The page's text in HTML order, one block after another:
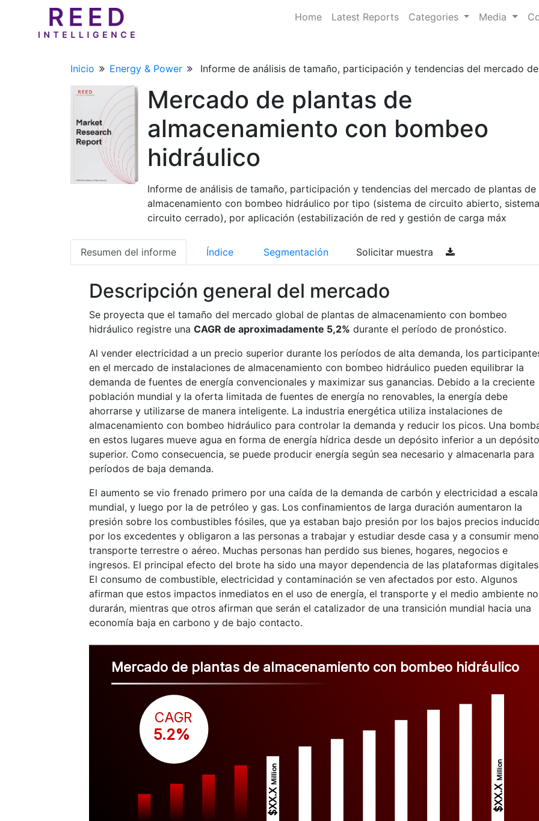
Home Latest Reports Categories Media
Inicio Energy & Power Informe de análisis de tamaño, participación y tendencias del mercado
Mercado de plantas de
almacenamiento con bombeo
hidráulico
Informe de análisis de tamaño, participación y tendencias del mercado de plantas de
almacenamiento con bombeo hidráulico por tipo (sistema de circuito abierto,
circuito cerrado), por aplicación (estabilización de red y gestión de carga máx
Resumen del informe Índice Segmentación Solicitar muestra
Descripción general del mercado
Se proyecta que el tamaño del mercado global de plantas de almacenamiento con bombeo
hidráulico registre una CAGR de aproximadamente 5,2% durante el período de pronóstico.
Al vender electricidad a un precio superior durante los períodos de alta demanda, los
en el mercado de instalaciones de almacenamiento con bombeo hidráulico pueden equilibrar la
demanda de fuentes de energía convencionales y maximizar sus ganancias. Debido a la creciente
población mundial y la oferta limitada de fuentes de energía no renovables, la energía debe
ahorrarse y utilizarse de manera inteligente. La industria energética utiliza instalaciones de
almacenamiento con bombeo hidráulico para controlar la demanda y reducir los picos. Una
en estos lugares mueve agua en forma de energía hídrica desde un depósito inferior a un depósito
superior. Como consecuencia, se puede producir energía según sea necesario y almacenarla para
períodos de baja demanda.
El aumento se vio frenado primero por una caída de la demanda de carbón y electricidad a escala
mundial, y luego por la de petróleo y gas. Los confinamientos de larga duración aumentaron la
presión sobre los combustibles fósiles, que ya estaban bajo presión por los bajos precios
por los excedentes y obligaron a las personas a trabajar y estudiar desde casa y a consumir
transporte terrestre o aéreo. Muchas personas han perdido sus bienes, hogares, negocios e
ingresos. El principal efecto del brote ha sido una mayor dependencia de las plataformas
El consumo de combustible, electricidad y contaminación se ven afectados por esto. Algunos
afirman que estos impactos inmediatos en el uso de energía, el transporte y el medio ambiente no
durarán, mientras que otros afirman que serán el catalizador de una transición mundial hacia una
economía baja en carbono y de bajo contacto.
Mercado de plantas de almacenamiento con bombeo hidráulico
$XX.X
Million
$XX.X
Million
CAGR
5.2%